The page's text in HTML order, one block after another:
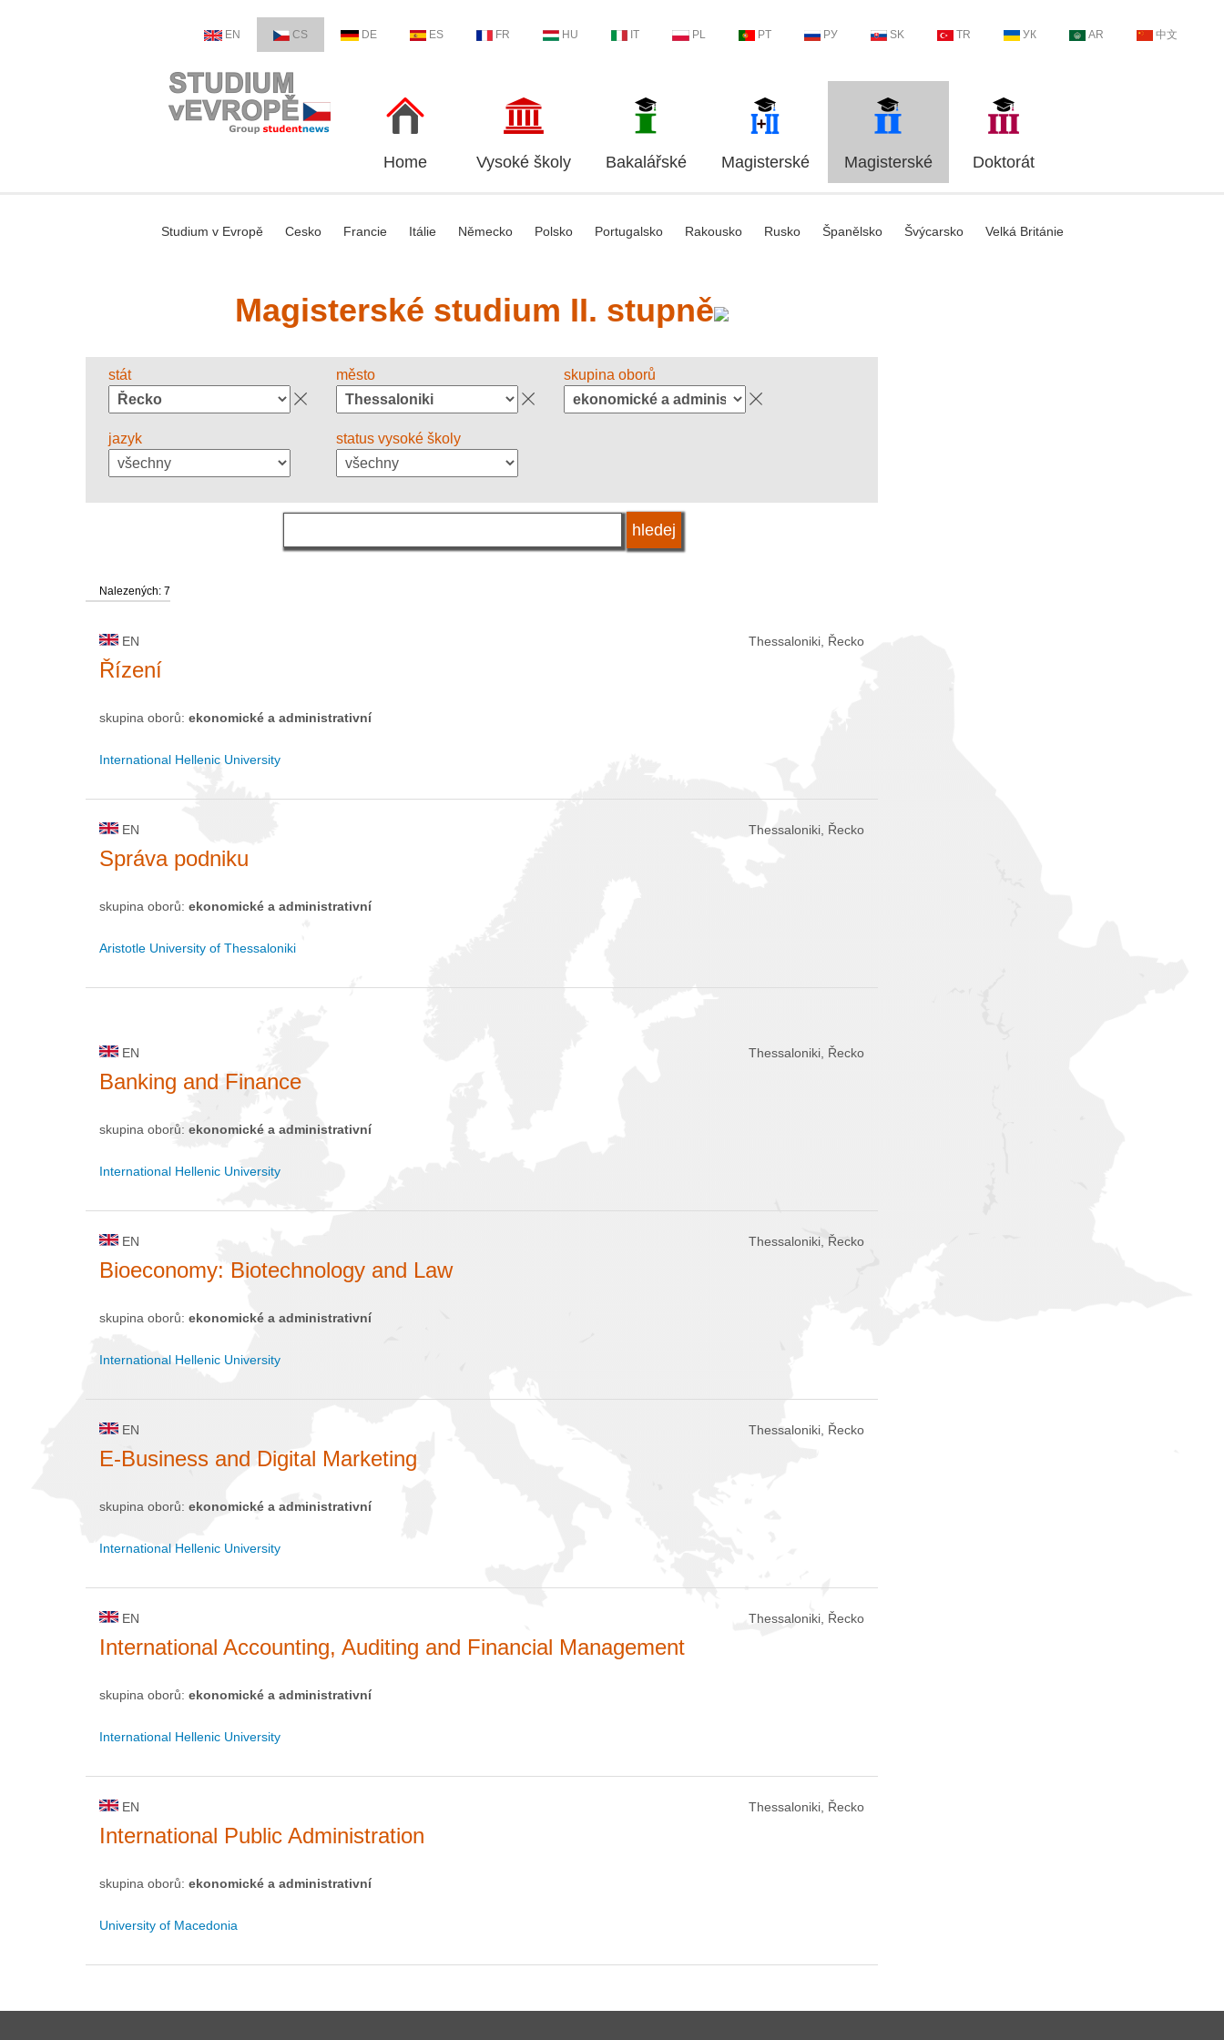
EN CS DE ES FR HU IT PL PT РУ SK TR УК AR 中文
Home Vysoké školy Bakalářské Magisterské Magisterské Doktorát
Studium v Evropě Cesko Francie Itálie Německo Polsko Portugalsko Rakousko Rusko Španělsko Švýcarsko Velká Británie
Magisterské studium II. stupně
stát město skupina oborů
jazyk status vysoké školy
Nalezených: 7
EN Thessaloniki, Řecko
Řízení
skupina oborů: ekonomické a administrativní
International Hellenic University
EN Thessaloniki, Řecko
Správa podniku
skupina oborů: ekonomické a administrativní
Aristotle University of Thessaloniki
EN Thessaloniki, Řecko
Banking and Finance
skupina oborů: ekonomické a administrativní
International Hellenic University
EN Thessaloniki, Řecko
Bioeconomy: Biotechnology and Law
skupina oborů: ekonomické a administrativní
International Hellenic University
EN Thessaloniki, Řecko
E-Business and Digital Marketing
skupina oborů: ekonomické a administrativní
International Hellenic University
EN Thessaloniki, Řecko
International Accounting, Auditing and Financial Management
skupina oborů: ekonomické a administrativní
International Hellenic University
EN Thessaloniki, Řecko
International Public Administration
skupina oborů: ekonomické a administrativní
University of Macedonia